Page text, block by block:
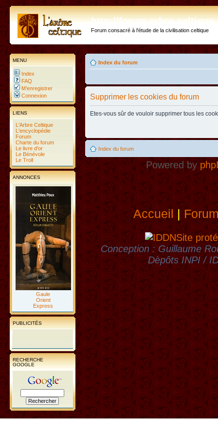
http://forum.arbre-
Forum consacré à l'étude de la civilisation celtique
MENU
Index
FAQ
M’enregistrer
Connexion
LIENS
L'Arbre Celtique
L'encyclopédie
Forum
Charte du forum
Le livre d'or
Le Bénévole
Le Troll
ANNONCES
Gaule
Orient
Express
PUBLICITÉS
RECHERCHE
GOOGLE
Index du forum
Supprimer les cookies du forum
Etes-vous sûr de vouloir supprimer tous les
Index du forum
Powered by
Accueil|
Site
Conception : Guillaume
Dèpôts INPI /